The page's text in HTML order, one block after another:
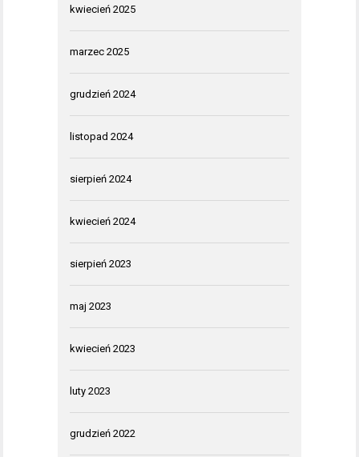
kwiecień 2025
marzec 2025
grudzień 2024
listopad 2024
sierpień 2024
kwiecień 2024
sierpień 2023
maj 2023
kwiecień 2023
luty 2023
grudzień 2022